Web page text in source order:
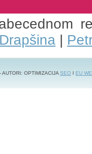
|
- AUTORI: OPTIMIZACIJASEO I EU